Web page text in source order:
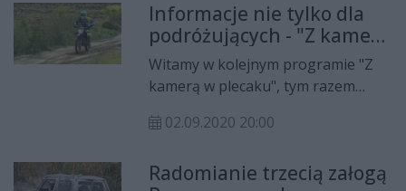
Team 4x4 Radom i Wkręceni 4x4.
Pieniądze trafią do podopiecznych
Młodzieżowego Ośrodka
Wychowawczego w Wierzbicy.
Informacje nie tylko dla
podróżujących - "Z kamerą
w plecaku"
Witamy w kolejnym programie "Z
kamerą w plecaku", tym razem
zarówno dla miłośników potężnych
którzy chcieliby zrealizować swoje
02.09.2020 20:00
Radomianie trzecią załogą